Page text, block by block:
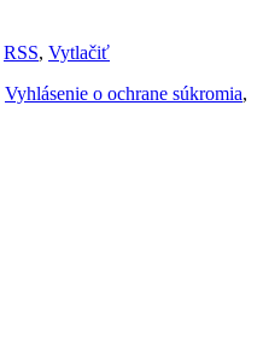
RSS, Vytlačiť
Vyhlásenie o ochrane súkromia,